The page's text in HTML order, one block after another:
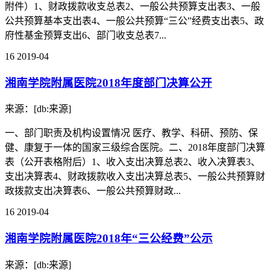
附件）1、财政拨款收支总表2、一般公共预算支出表3、一般
公共预算基本支出表4、一般公共预算“三公”经费支出表5、政
府性基金预算支出6、部门收支总表7...
16 2019-04
湘南学院附属医院2018年度部门决算公开
来源：[db:来源]
一、部门职责及机构设置情况 医疗、教学、科研、预防、保
健、康复于一体的国家三级综合医院。二、2018年度部门决算
表（公开表格附后）1、收入支出决算总表2、收入决算表3、
支出决算表4、财政拨款收入支出决算总表5、一般公共预算财
政拨款支出决算表6、一般公共预算财政...
16 2019-04
湘南学院附属医院2018年“三公经费”公示
来源：[db:来源]